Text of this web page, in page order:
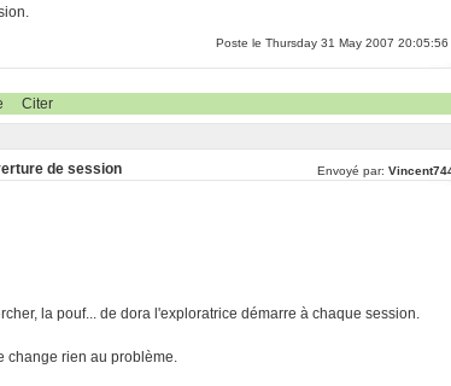
Poste le Thursday 31 May 2007 20:05:56
Citer
de session Envoyé par:
la pouf... de dora l'exploratrice démarre à chaque session.
change rien au problème.